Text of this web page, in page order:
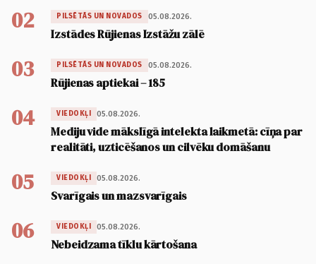
02 PILSĒTĀS UN NOVADOS 05.08.2026.
Izstādes Rūjienas Izstāžu zālē
03 PILSĒTĀS UN NOVADOS 05.08.2026.
Rūjienas aptiekai – 185
04 VIEDOKĻI 05.08.2026.
Mediju vide mākslīgā intelekta laikmetā: cīņa par
realitāti, uzticēšanos un cilvēku domāšanu
05 VIEDOKĻI 05.08.2026.
Svarīgais un mazsvarīgais
06 VIEDOKĻI 05.08.2026.
Nebeidzama tīklu kārtošana